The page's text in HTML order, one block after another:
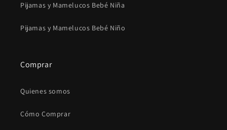
Pijamas y Mamelucos Bebé Niña
Pijamas y Mamelucos Bebé Niño
Comprar
Quienes somos
Cómo Comprar